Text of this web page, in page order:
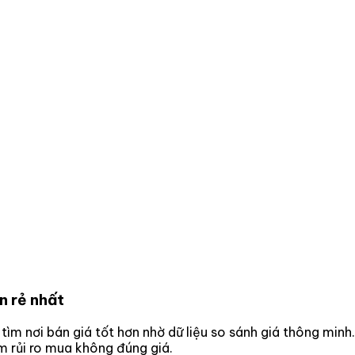
rẻ nhất
nơi bán giá tốt hơn nhờ dữ liệu so sánh giá thông minh.
rủi ro mua không đúng giá.